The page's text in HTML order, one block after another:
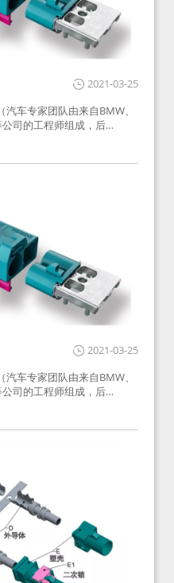
2021-03-25
车专家团队由来自BMW、
司的工程师组成，后
术在2010年并入
需求用于车载收音机天线连
用标准的射频连接器，被业
2021-03-25
车专家团队由来自BMW、
司的工程师组成，后
术在2010年并入
需求用于车载收音机天线连
用标准的射频连接器，被业